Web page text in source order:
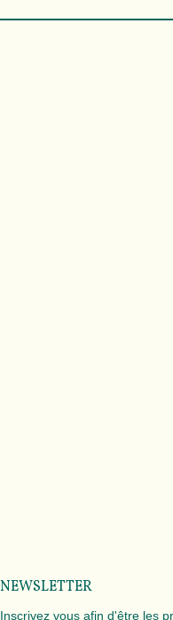
NEWSLETTER
Inscrivez vous afin d'être les